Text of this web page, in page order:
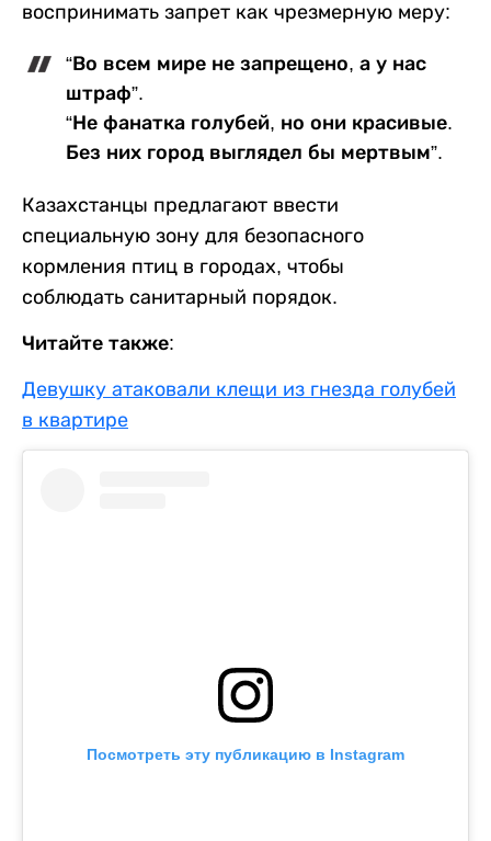
воспринимать запрет как чрезмерную меру:
“Во всем мире не запрещено, а у нас
штраф”.
“Не фанатка голубей, но они красивые.
Без них город выглядел бы мертвым”.
Казахстанцы предлагают ввести
специальную зону для безопасного
кормления птиц в городах, чтобы
соблюдать санитарный порядок.
Читайте также:
Девушку атаковали клещи из гнезда голубей
в квартире
Посмотреть эту публикацию в Instagram